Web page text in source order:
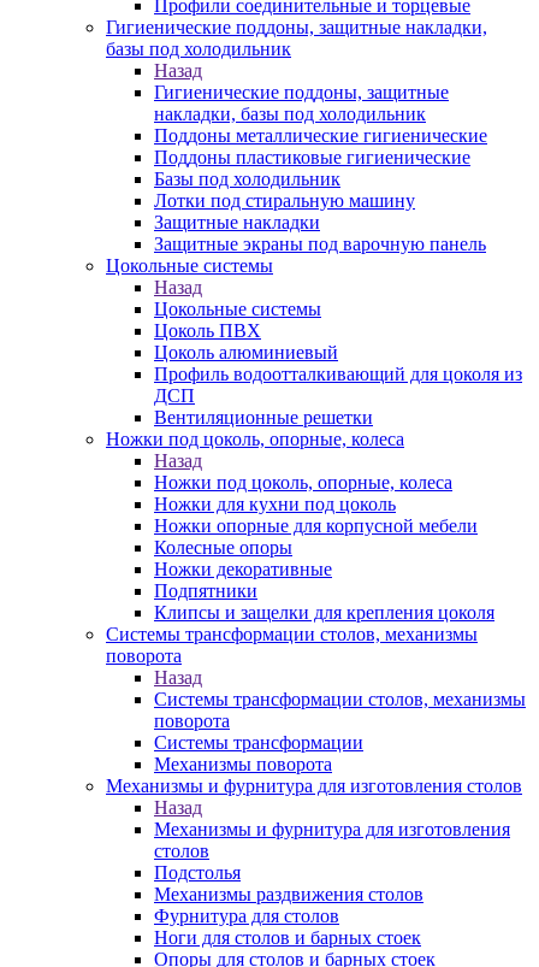
Профили соединительные и торцевые
Гигиенические поддоны, защитные накладки,
базы под холодильник
Назад
Гигиенические поддоны, защитные
накладки, базы под холодильник
Поддоны металлические гигиенические
Поддоны пластиковые гигиенические
Базы под холодильник
Лотки под стиральную машину
Защитные накладки
Защитные экраны под варочную панель
Цокольные системы
Назад
Цокольные системы
Цоколь ПВХ
Цоколь алюминиевый
Профиль водоотталкивающий для цоколя из
ДСП
Вентиляционные решетки
Ножки под цоколь, опорные, колеса
Назад
Ножки под цоколь, опорные, колеса
Ножки для кухни под цоколь
Ножки опорные для корпусной мебели
Колесные опоры
Ножки декоративные
Подпятники
Клипсы и защелки для крепления цоколя
Системы трансформации столов, механизмы
поворота
Назад
Системы трансформации столов, механизмы
поворота
Системы трансформации
Механизмы поворота
Механизмы и фурнитура для изготовления столов
Назад
Механизмы и фурнитура для изготовления
столов
Подстолья
Механизмы раздвижения столов
Фурнитура для столов
Ноги для столов и барных стоек
Опоры для столов и барных стоек